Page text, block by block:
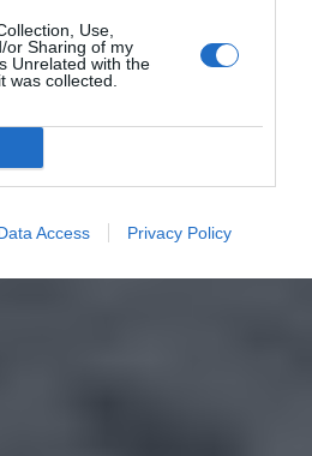
Use,
or Sharing of my
Unrelated with the
was collected.
Access Privacy Policy